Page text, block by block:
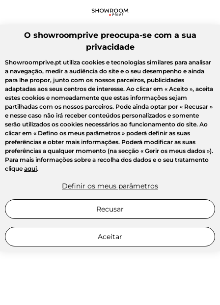
O showroomprive preocupa-se com a sua
privacidade
Showroomprive.pt utiliza cookies e tecnologias similares para analisar
a navegação, medir a audiência do site e o seu desempenho e ainda
para lhe propor, junto com os nossos parceiros, publicidades
adaptadas aos seus centros de interesse. Ao clicar em « Aceito », aceita
estes cookies e nomeadamente que estas informações sejam
partilhadas com os nossos parceiros. Pode ainda optar por « Recusar »
e nesse caso não irá receber conteúdos personalizados e somente
serão utilizados os cookies necessários ao funcionamento do site. Ao
clicar em « Defino os meus parâmetros » poderá definir as suas
preferências e obter mais informações. Poderá modificar as suas
preferências a qualquer momento (na secção « Gerir os meus dados »).
Para mais informações sobre a recolha dos dados e o seu tratamento
clique aqui.
Definir os meus parâmetros
Recusar
Aceitar